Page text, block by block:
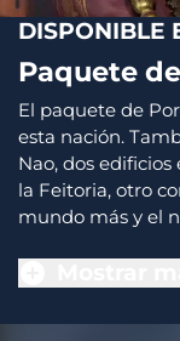
DISPONIBLE
Paquete
El paquete de
esta nación.
Nao, dos edificios
la Feitoria, otro
mundo más y el